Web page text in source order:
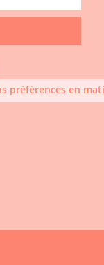
préférences en